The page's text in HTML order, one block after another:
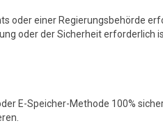
oder einer Regierungsbehörde
oder der Sicherheit erforderlich
E-Speicher-Methode 100%